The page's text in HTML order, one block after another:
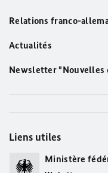
Relations franco-
Actualités
Newsletter "Nouvelles
Liens utiles
Ministère